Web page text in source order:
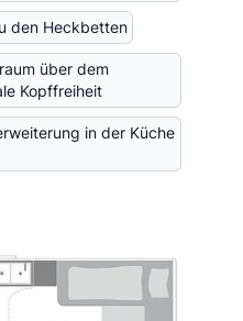
den Heckbetten
über dem
Kopffreiheit
in der Küche